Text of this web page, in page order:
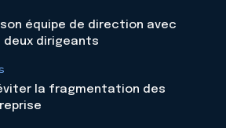
équipe de direction avec
deux dirigeants
la fragmentation des